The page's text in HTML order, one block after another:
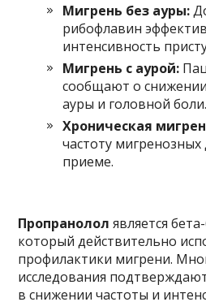
Мигрень без ауры:
рибофлавин
интенсивность
Мигрень с аурой:
сообщают о
ауры и головной боли.
Хроническая
частоту
приеме.
Пропранололявляется
который действительно
профилактики мигрени.
исследования
в снижении частоты и